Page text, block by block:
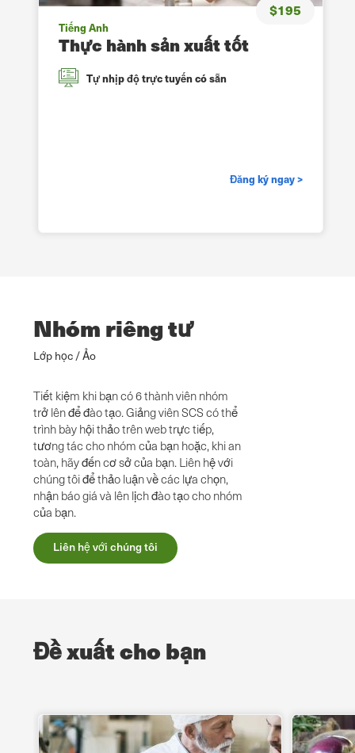
$195
Tiếng Anh
Thực hành sản xuất tốt
Tự nhịp độ trực tuyến có sẵn
Đăng ký ngay >
Nhóm riêng tư
Lớp học / Ảo
Tiết kiệm khi bạn có 6 thành viên nhóm
trở lên để đào tạo. Giảng viên SCS có thể
trình bày hội thảo trên web trực tiếp,
tương tác cho nhóm của bạn hoặc, khi an
toàn, hãy đến cơ sở của bạn. Liên hệ với
chúng tôi để thảo luận về các lựa chọn,
nhận báo giá và lên lịch đào tạo cho nhóm
của bạn.
Liên hệ với chúng tôi
Đề xuất cho bạn